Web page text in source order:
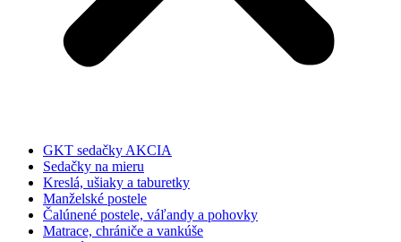
GKT sedačky AKCIA
Sedačky na mieru
Kreslá, ušiaky a taburetky
Manželské postele
Čalúnené postele, váľandy a pohovky
Matrace, chrániče a vankúše